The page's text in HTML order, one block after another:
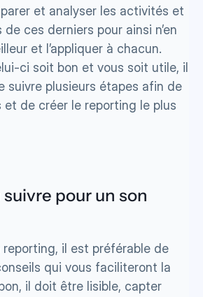
et analyser les activités et
de ces derniers pour ainsi n’en
et l’appliquer à chacun.
ci soit bon et vous soit utile, il
suivre plusieurs étapes afin de
de créer le reporting le plus
suivre pour un son
reporting, il est préférable de
qui vous faciliteront la
il doit être lisible, capter